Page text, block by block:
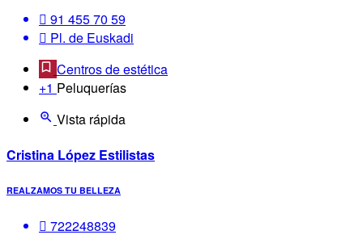
91 455 70 59
Pl. de Euskadi
Centros de estética
+1 Peluquerías
Vista rápida
Cristina López Estilistas
REALZAMOS TU BELLEZA
722248839